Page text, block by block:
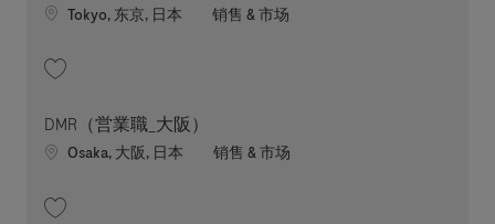
Location
Tokyo, 东京, 日本 职位类别
销售 & 市场
DMR（営業職_大阪）
Location
Osaka, 大阪, 日本 职位类别
销售 & 市场